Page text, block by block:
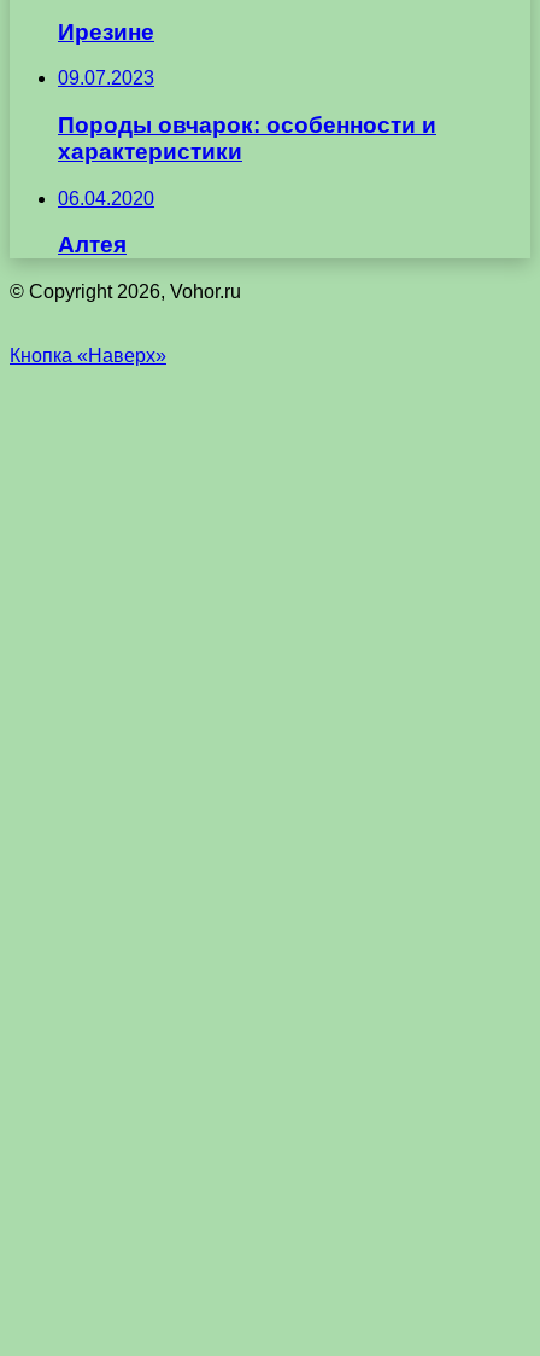
Ирезине
09.07.2023
Породы овчарок: особенности и
характеристики
06.04.2020
Алтея
© Copyright 2026, Vohor.ru
Кнопка «Наверх»